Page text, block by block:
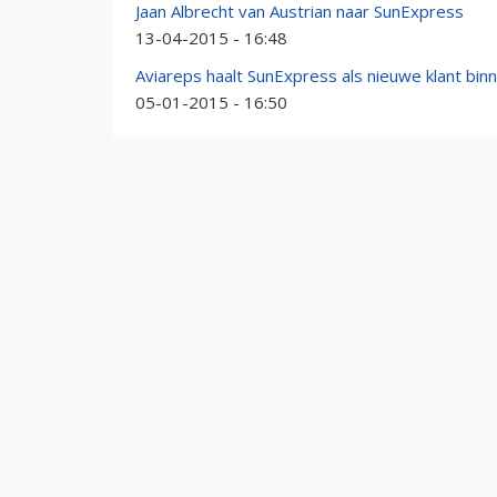
Jaan Albrecht van Austrian naar SunExpress
13-04-2015 - 16:48
Aviareps haalt SunExpress als nieuwe klant
05-01-2015 - 16:50